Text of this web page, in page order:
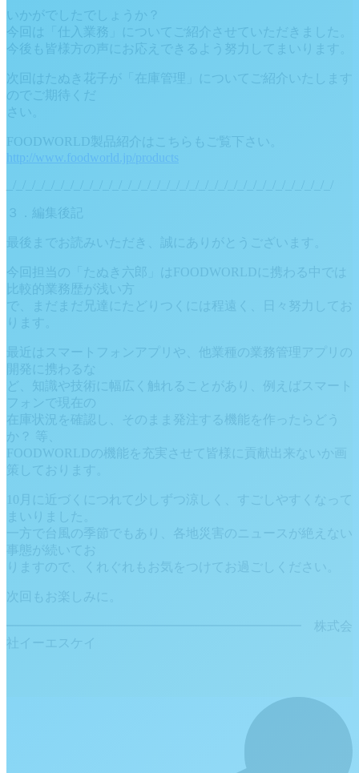
いかがでしたでしょうか？
今回は「仕入業務」についてご紹介させていただきました。
今後も皆様方の声にお応えできるよう努力してまいります。
次回はたぬき花子が「在庫管理」についてご紹介いたします
のでご期待くだ
さい。
FOODWORLD製品紹介はこちらもご覧下さい。
http://www.foodworld.jp/products
３．編集後記
最後までお読みいただき、誠にありがとうございます。
今回担当の「たぬき六郎」はFOODWORLDに携わる中では
比較的業務歴が浅い方
で、まだまだ兄達にたどりつくには程遠く、日々努力してお
ります。
最近はスマートフォンアプリや、他業種の業務管理アプリの
開発に携わるな
ど、知識や技術に幅広く触れることがあり、例えばスマート
フォンで現在の
在庫状況を確認し、そのまま発注する機能を作ったらどう
か？ 等、
FOODWORLDの機能を充実させて皆様に貢献出来ないか画
策しております。
10月に近づくにつれて少しずつ涼しく、すごしやすくなって
まいりました。
一方で台風の季節でもあり、各地災害のニュースが絶えない
事態が続いてお
りますので、くれぐれもお気をつけてお過ごしください。
次回もお楽しみに。
━━━━━━━━━━━━━━━━━━━━━━━ 株式会
社イーエスケイ